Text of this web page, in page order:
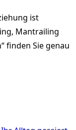
ist
Mantrailing
finden Sie genau